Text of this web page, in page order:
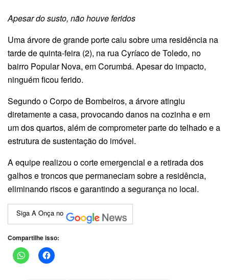
Apesar do susto, não houve feridos
Uma árvore de grande porte caiu sobre uma residência na
tarde de quinta-feira (2), na rua Cyríaco de Toledo, no
bairro Popular Nova, em Corumbá. Apesar do impacto,
ninguém ficou ferido.
Segundo o Corpo de Bombeiros, a árvore atingiu
diretamente a casa, provocando danos na cozinha e em
um dos quartos, além de comprometer parte do telhado e a
estrutura de sustentação do imóvel.
A equipe realizou o corte emergencial e a retirada dos
galhos e troncos que permaneciam sobre a residência,
eliminando riscos e garantindo a segurança no local.
Siga A Onça no
Compartilhe isso: